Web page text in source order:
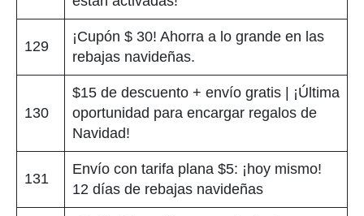
129
¡Cupón $ 30! Ahorra a lo grande en las
rebajas navideñas.
130
$15 de descuento + envío gratis | ¡Última
oportunidad para encargar regalos de
Navidad!
131
Envío con tarifa plana $5: ¡hoy mismo!
12 días de rebajas navideñas